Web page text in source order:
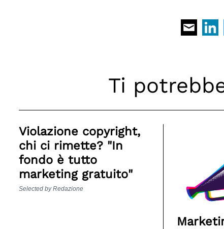
Ti
Violazione copyright,
chi ci rimette? "In
fondo è tutto
marketing gratuito"
Selected by Redazione